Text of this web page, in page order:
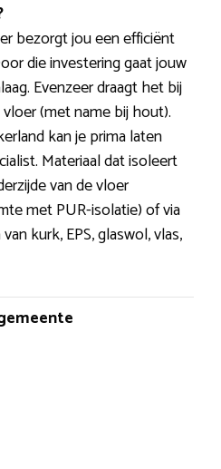
bezorgt jou een efficiënt
die investering gaat jouw
Evenzeer draagt het bij
(met name bij hout).
kan je prima laten
Materiaal dat isoleert
van de vloer
met PUR-isolatie) of via
kurk, EPS, glaswol, vlas,